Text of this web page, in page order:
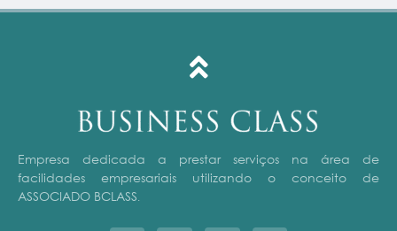
Empresa dedicada a prestar serviços na área de
facilidades empresariais utilizando o conceito de
ASSOCIADO BCLASS